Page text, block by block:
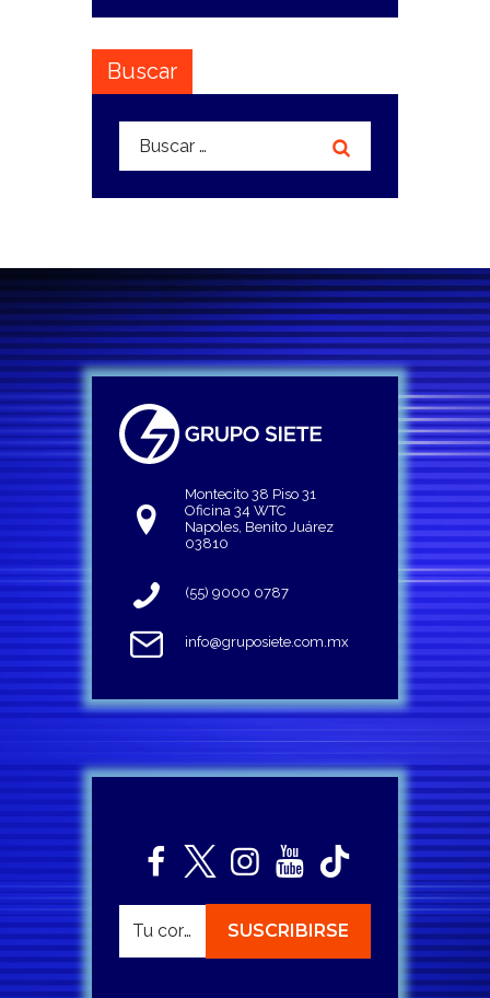
Buscar
Buscar:
Montecito 38 Piso 31
Oficina 34 WTC
Napoles, Benito Juárez
03810
(55) 9000 0787
info@gruposiete.com.mx